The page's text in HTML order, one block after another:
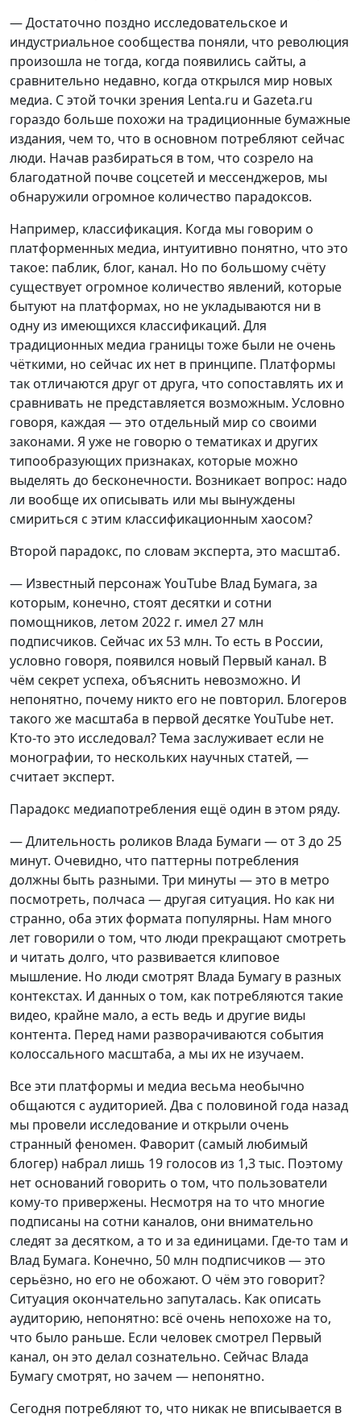
— Достаточно поздно исследовательское и
индустриальное сообщества поняли, что революция
произошла не тогда, когда появились сайты, а
сравнительно недавно, когда открылся мир новых
медиа. С этой точки зрения Lenta.ru и Gazeta.ru
гораздо больше похожи на традиционные бумажные
издания, чем то, что в основном потребляют сейчас
люди. Начав разбираться в том, что созрело на
благодатной почве соцсетей и мессенджеров, мы
обнаружили огромное количество парадоксов.
Например, классификация. Когда мы говорим о
платформенных медиа, интуитивно понятно, что это
такое: паблик, блог, канал. Но по большому счёту
существует огромное количество явлений, которые
бытуют на платформах, но не укладываются ни в
одну из имеющихся классификаций. Для
традиционных медиа границы тоже были не очень
чёткими, но сейчас их нет в принципе. Платформы
так отличаются друг от друга, что сопоставлять их и
сравнивать не представляется возможным. Условно
говоря, каждая — это отдельный мир со своими
законами. Я уже не говорю о тематиках и других
типообразующих признаках, которые можно
выделять до бесконечности. Возникает вопрос: надо
ли вообще их описывать или мы вынуждены
смириться с этим классификационным хаосом?
Второй парадокс, по словам эксперта, это масштаб.
— Известный персонаж YouTube Влад Бумага, за
которым, конечно, стоят десятки и сотни
помощников, летом 2022 г. имел 27 млн
подписчиков. Сейчас их 53 млн. То есть в России,
условно говоря, появился новый Первый канал. В
чём секрет успеха, объяснить невозможно. И
непонятно, почему никто его не повторил. Блогеров
такого же масштаба в первой десятке YouTube нет.
Кто-то это исследовал? Тема заслуживает если не
монографии, то нескольких научных статей, —
считает эксперт.
Парадокс медиапотребления ещё один в этом ряду.
— Длительность роликов Влада Бумаги — от 3 до 25
минут. Очевидно, что паттерны потребления
должны быть разными. Три минуты — это в метро
посмотреть, полчаса — другая ситуация. Но как ни
странно, оба этих формата популярны. Нам много
лет говорили о том, что люди прекращают смотреть
и читать долго, что развивается клиповое
мышление. Но люди смотрят Влада Бумагу в разных
контекстах. И данных о том, как потребляются такие
видео, крайне мало, а есть ведь и другие виды
контента. Перед нами разворачиваются события
колоссального масштаба, а мы их не изучаем.
Все эти платформы и медиа весьма необычно
общаются с аудиторией. Два с половиной года назад
мы провели исследование и открыли очень
странный феномен. Фаворит (самый любимый
блогер) набрал лишь 19 голосов из 1,3 тыс. Поэтому
нет оснований говорить о том, что пользователи
кому-то привержены. Несмотря на то что многие
подписаны на сотни каналов, они внимательно
следят за десятком, а то и за единицами. Где-то там и
Влад Бумага. Конечно, 50 млн подписчиков — это
серьёзно, но его не обожают. О чём это говорит?
Ситуация окончательно запуталась. Как описать
аудиторию, непонятно: всё очень непохоже на то,
что было раньше. Если человек смотрел Первый
канал, он это делал сознательно. Сейчас Влада
Бумагу смотрят, но зачем — непонятно.
Сегодня потребляют то, что никак не вписывается в